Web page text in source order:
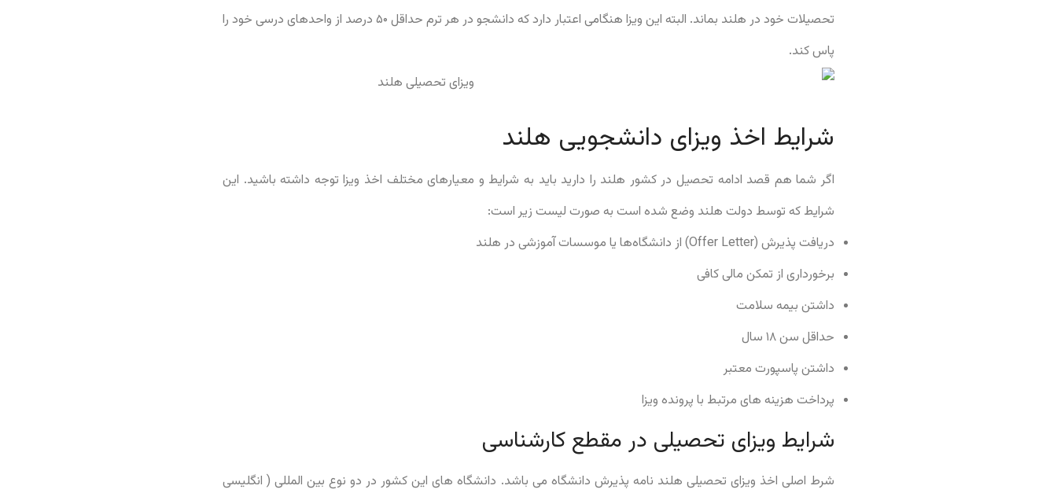
تحصیلات خود در هلند بماند. البته این ویزا هنگامی اعتبار دارد که دانشجو در هر ترم حداقل ۵۰ درصد از واحدهای درسی خود را
پاس کند.
شرایط اخذ ویزای دانشجویی هلند
اگر شما هم قصد ادامه تحصیل در کشور هلند را دارید باید به شرایط و معیارهای مختلف اخذ ویزا توجه داشته باشید. این
شرایط که توسط دولت هلند وضع شده است به صورت لیست زیر است:
دریافت پذیرش (Offer Letter) از دانشگاه‌ها یا موسسات آموزشی در هلند
برخورداری از تمکن مالی کافی
داشتن بیمه سلامت
حداقل سن ۱۸ سال
داشتن پاسپورت معتبر
پرداخت هزینه های مرتبط با پرونده ویزا
شرایط ویزای تحصیلی در مقطع کارشناسی
شرط اصلی اخذ ویزای تحصیلی هلند نامه پذیرش دانشگاه می باشد. دانشگاه های این کشور در دو نوع بین المللی ( انگلیسی